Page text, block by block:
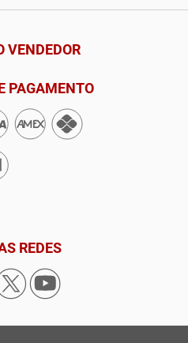
VENDEDOR
PAGAMENTO
REDES